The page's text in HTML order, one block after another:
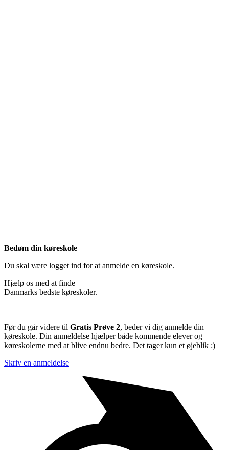
Bedøm din køreskole
Du skal være logget ind for at anmelde en køreskole.
Hjælp os med at finde
Danmarks bedste køreskoler.
Før du går videre til Gratis Prøve 2, beder vi dig anmelde din
køreskole. Din anmeldelse hjælper både kommende elever og
køreskolerne med at blive endnu bedre. Det tager kun et øjeblik :)
Skriv en anmeldelse